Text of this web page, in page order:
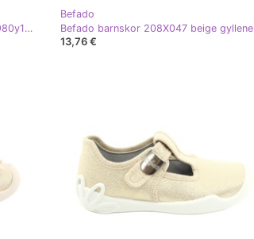
Befado barns tofflor med en båge 980y103 beige gyllene
Befado
Befado barnskor 208X047 beige gyllene
13,76 €